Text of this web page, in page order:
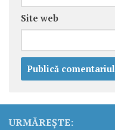
Site web
URMĂREȘTE: